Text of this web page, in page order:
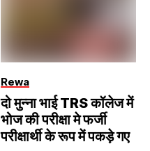
Rewa
दो मुन्ना भाई TRS कॉलेज में
भोज की परीक्षा मे फर्जी
परीक्षार्थी के रूप में पकड़े गए